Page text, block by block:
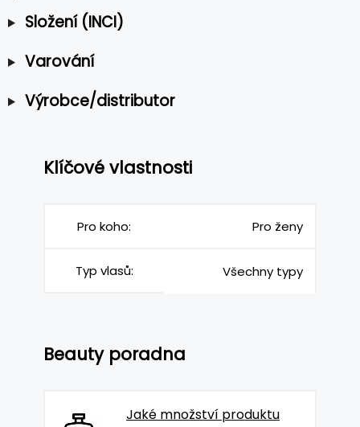
Složení (INCI)
Varování
Výrobce/distributor
Klíčové vlastnosti
Pro koho: Pro ženy
Typ vlasů: Všechny typy
Beauty poradna
Jaké množství produktu